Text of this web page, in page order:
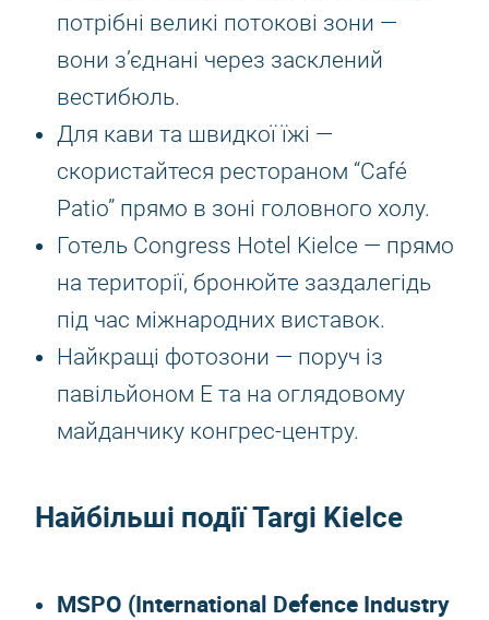
потрібні великі потокові зони —
вони з’єднані через засклений
вестибюль.
Для кави та швидкої їжі —
скористайтеся рестораном “Café
Patio” прямо в зоні головного холу.
Готель Congress Hotel Kielce — прямо
на території, бронюйте заздалегідь
під час міжнародних виставок.
Найкращі фотозони — поруч із
павільйоном E та на оглядовому
майданчику конгрес-центру.
Найбільші події Targi Kielce
MSPO (International Defence Industry